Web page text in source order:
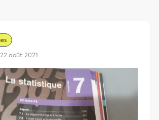
22 août 2021